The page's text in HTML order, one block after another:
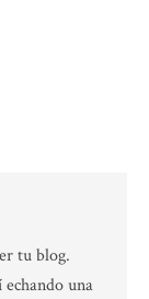
tu blog.
una